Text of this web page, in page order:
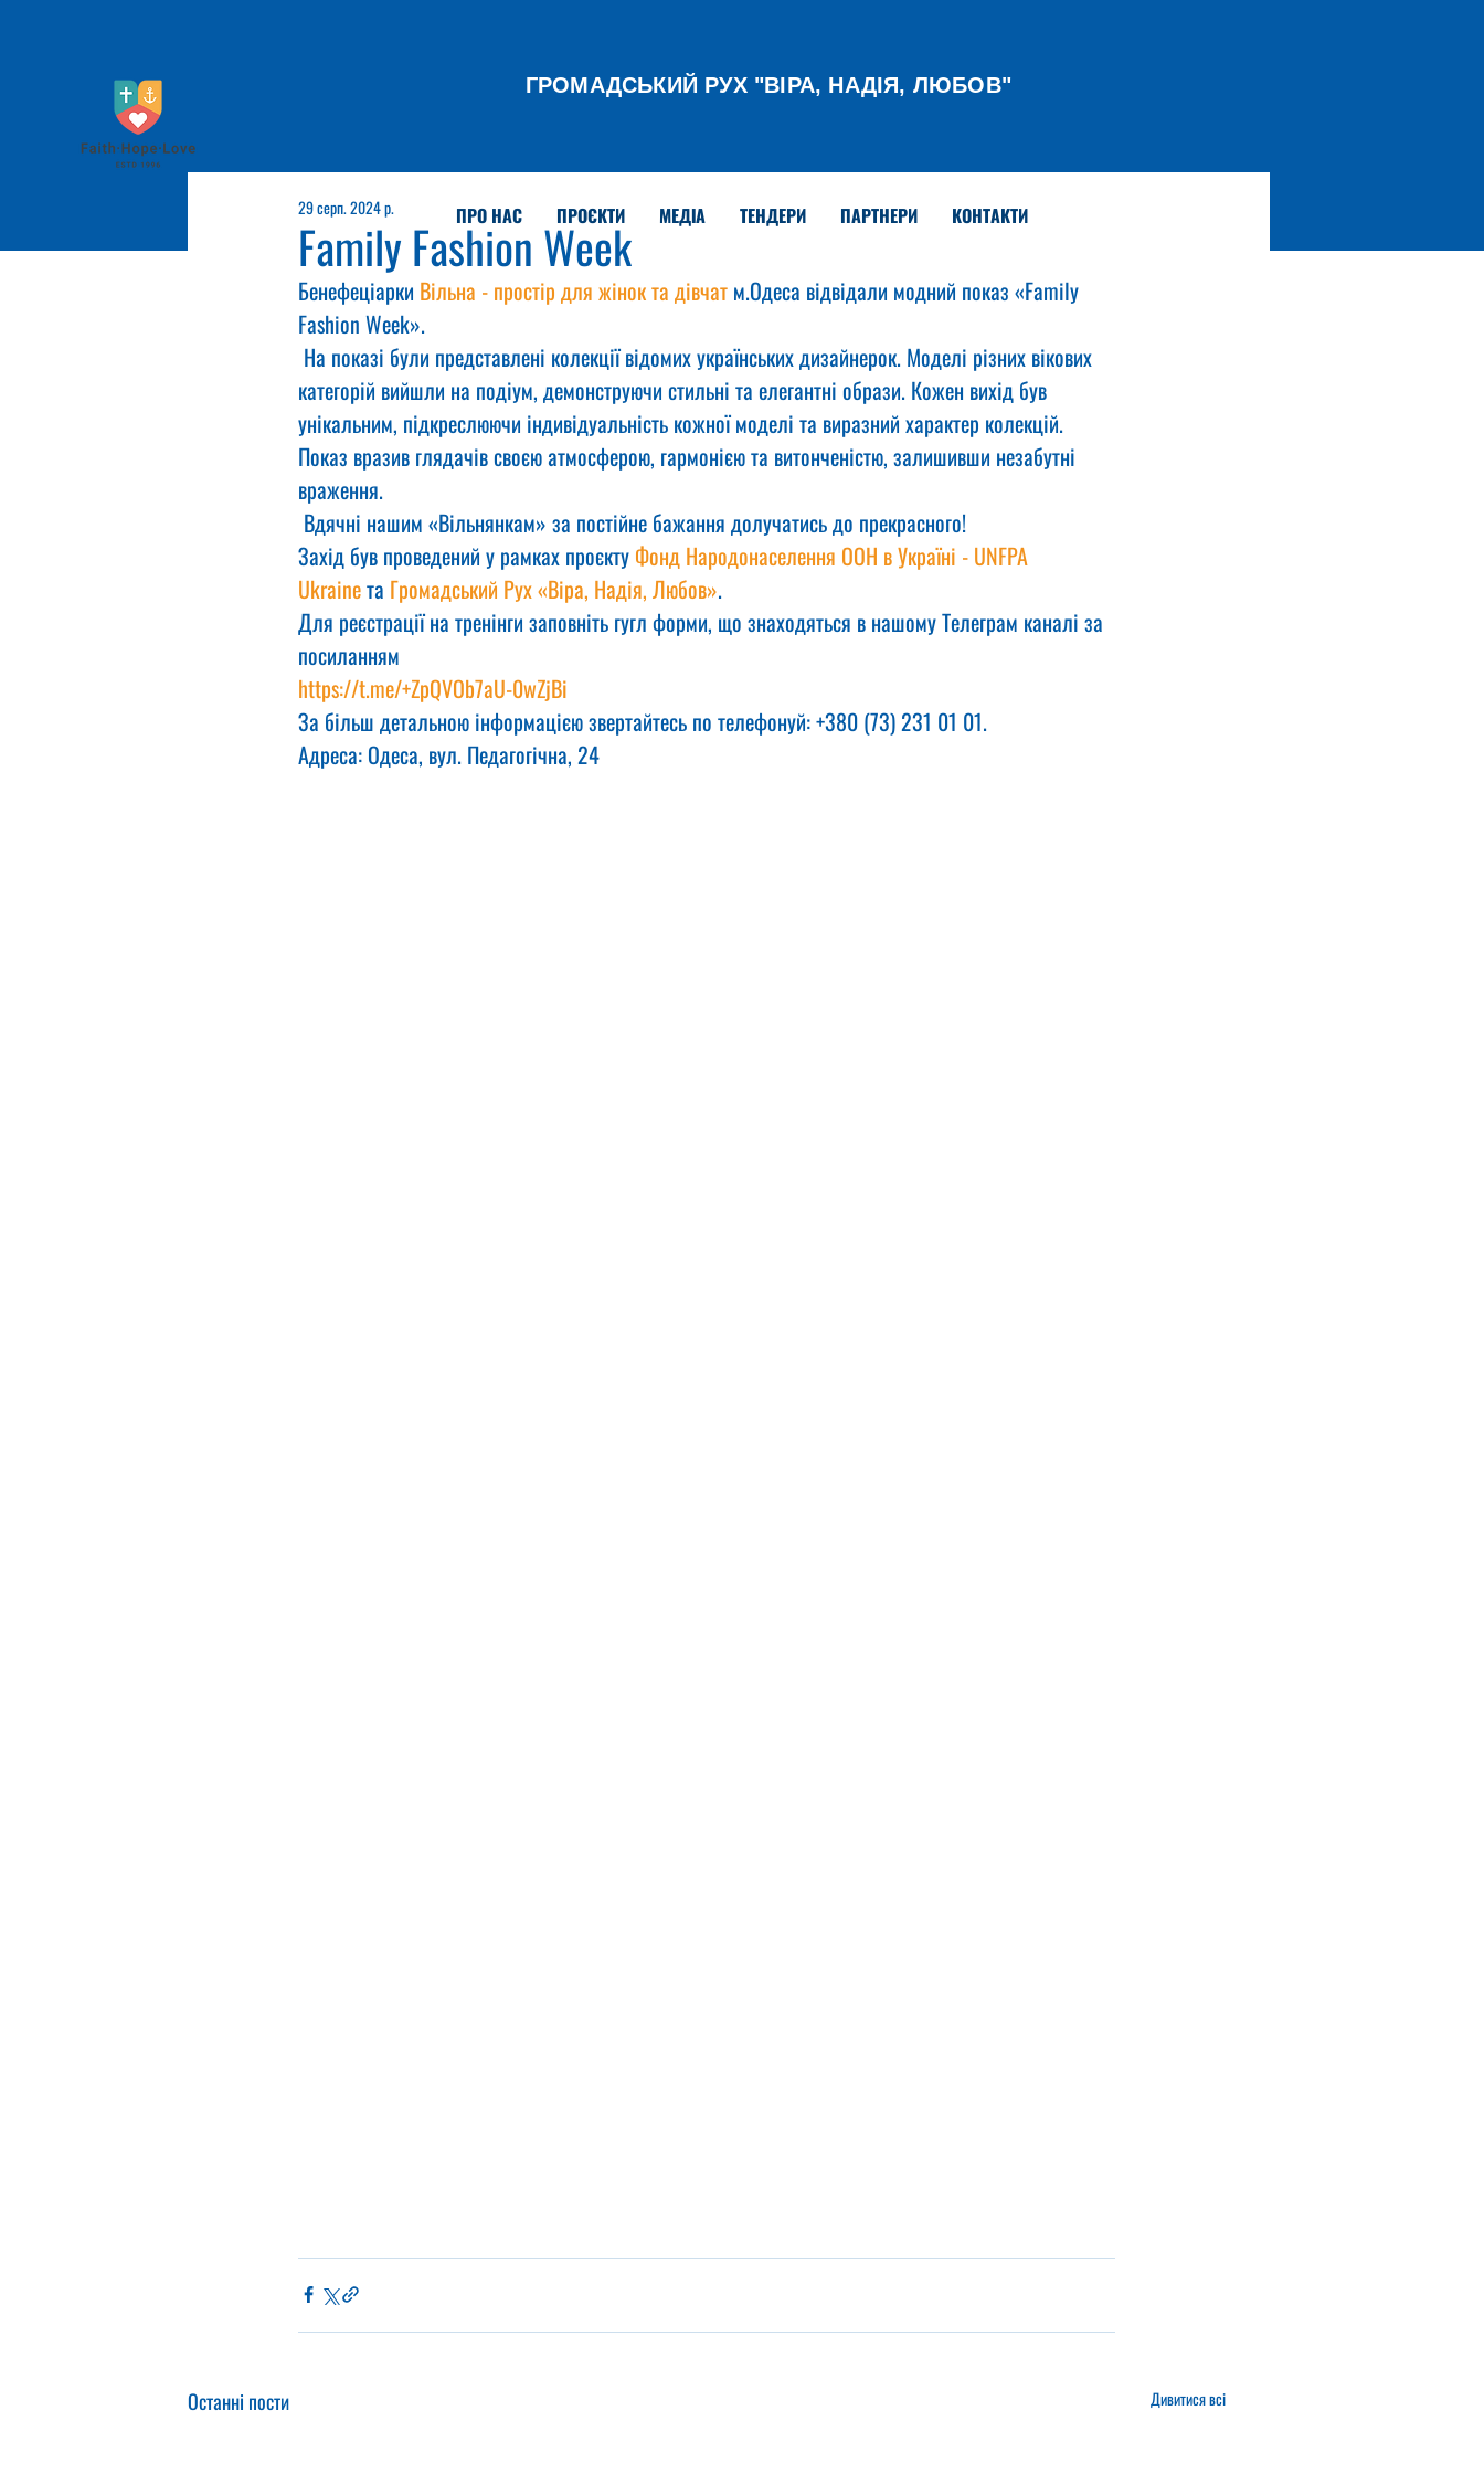
ГРОМАДСЬКИЙ РУХ "ВІРА, НАДІЯ, ЛЮБОВ"
ПРО НАС ПРОЄКТИ МЕДІА ТЕНДЕРИ ПАРТНЕРИ КОНТАКТИ
Family Fashion Week
29 серп. 2024 р.
Бенефеціарки Вільна - простір для жінок та дівчат м.Одеса відвідали модний показ «Family
Fashion Week».
На показі були представлені колекції відомих українських дизайнерок. Моделі різних вікових
категорій вийшли на подіум, демонструючи стильні та елегантні образи. Кожен вихід був
унікальним, підкреслюючи індивідуальність кожної моделі та виразний характер колекцій.
Показ вразив глядачів своєю атмосферою, гармонією та витонченістю, залишивши незабутні
враження.
Вдячні нашим «Вільнянкам» за постійне бажання долучатись до прекрасного!
Захід був проведений у рамках проєкту Фонд Народонаселення ООН в Україні - UNFPA
Ukraine та Громадський Рух «Віра, Надія, Любов».
Для реєстрації на тренінги заповніть гугл форми, що знаходяться в нашому Телеграм каналі за
посиланням
https://t.me/+ZpQVOb7aU-0wZjBi
За більш детальною інформацією звертайтесь по телефонуй: +380 (73) 231 01 01.
Адреса: Одеса, вул. Педагогічна, 24
Останні пости Дивитися всі